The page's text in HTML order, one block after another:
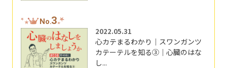
No.3
2022.05.31
心カテまるわかり｜スワンガンツ
カテーテルを知る③｜心臓のはな
し...